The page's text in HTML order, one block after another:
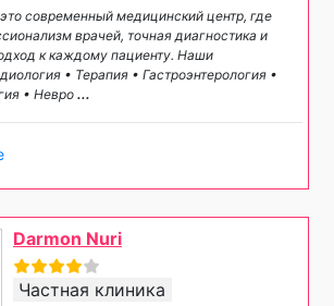
современный медицинский центр, где
врачей, точная диагностика и
к каждому пациенту. Наши
• Терапия • Гастроэнтерология •
• Невро ...
Darmon Nuri
Частная клиника